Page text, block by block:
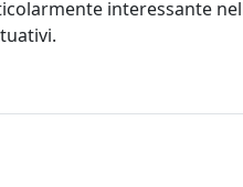
interessante